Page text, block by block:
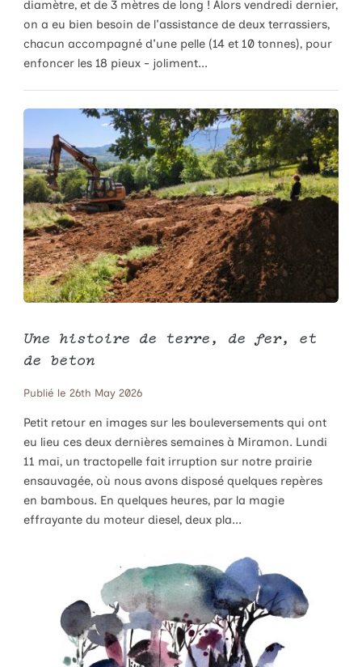
diamètre, et de 3 mètres de long ! Alors vendredi dernier,
on a eu bien besoin de l'assistance de deux terrassiers,
chacun accompagné d'une pelle (14 et 10 tonnes), pour
enfoncer les 18 pieux - joliment...
Une histoire de terre, de fer, et
de béton
Publié le 26th May 2026
Petit retour en images sur les bouleversements qui ont
eu lieu ces deux dernières semaines à Miramon. Lundi
11 mai, un tractopelle fait irruption sur notre prairie
ensauvagée, où nous avons disposé quelques repères
en bambous. En quelques heures, par la magie
effrayante du moteur diesel, deux pla...